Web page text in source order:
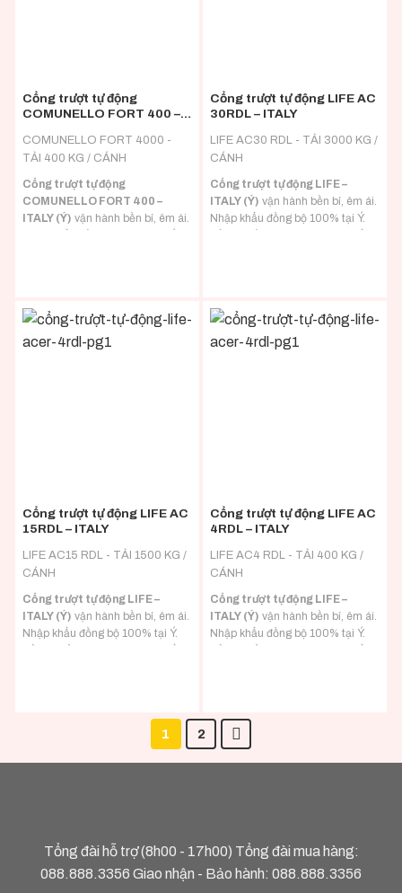
Cổng trượt tự động
COMUNELLO FORT 400 –
COMUNELLO FORT 4000 -
TẢI 400 KG / CÁNH
Cổng trượt tự động
COMUNELLO FORT 400 –
ITALY (Ý) vận hành bền bỉ, êm ái.
Cổng trượt tự động LIFE AC
30RDL – ITALY
LIFE AC30 RDL - TẢI 3000 KG /
CÁNH
Cổng trượt tự động LIFE –
ITALY (Ý) vận hành bền bỉ, êm ái.
Nhập khẩu đồng bộ 100% tại Ý.
Cổng trượt tự động LIFE AC
15RDL – ITALY
LIFE AC15 RDL - TẢI 1500 KG /
CÁNH
Cổng trượt tự động LIFE –
ITALY (Ý) vận hành bền bỉ, êm ái.
Nhập khẩu đồng bộ 100% tại Ý.
Cổng trượt tự động LIFE AC
4RDL – ITALY
LIFE AC4 RDL - TẢI 400 KG /
CÁNH
Cổng trượt tự động LIFE –
ITALY (Ý) vận hành bền bỉ, êm ái.
Nhập khẩu đồng bộ 100% tại Ý.
1 2
Tổng đài hỗ trợ (8h00 - 17h00) Tổng đài mua hàng:
088.888.3356 Giao nhận - Bảo hành: 088.888.3356